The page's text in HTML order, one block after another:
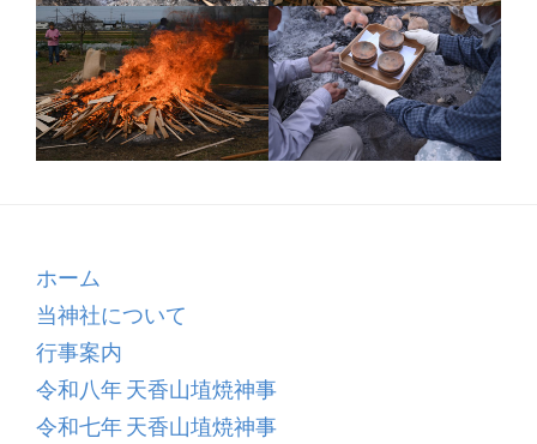
ホーム
当神社について
行事案内
令和八年 天香山埴焼神事
令和七年 天香山埴焼神事